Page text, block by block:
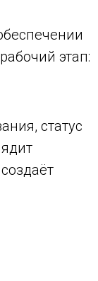
этап:
статус